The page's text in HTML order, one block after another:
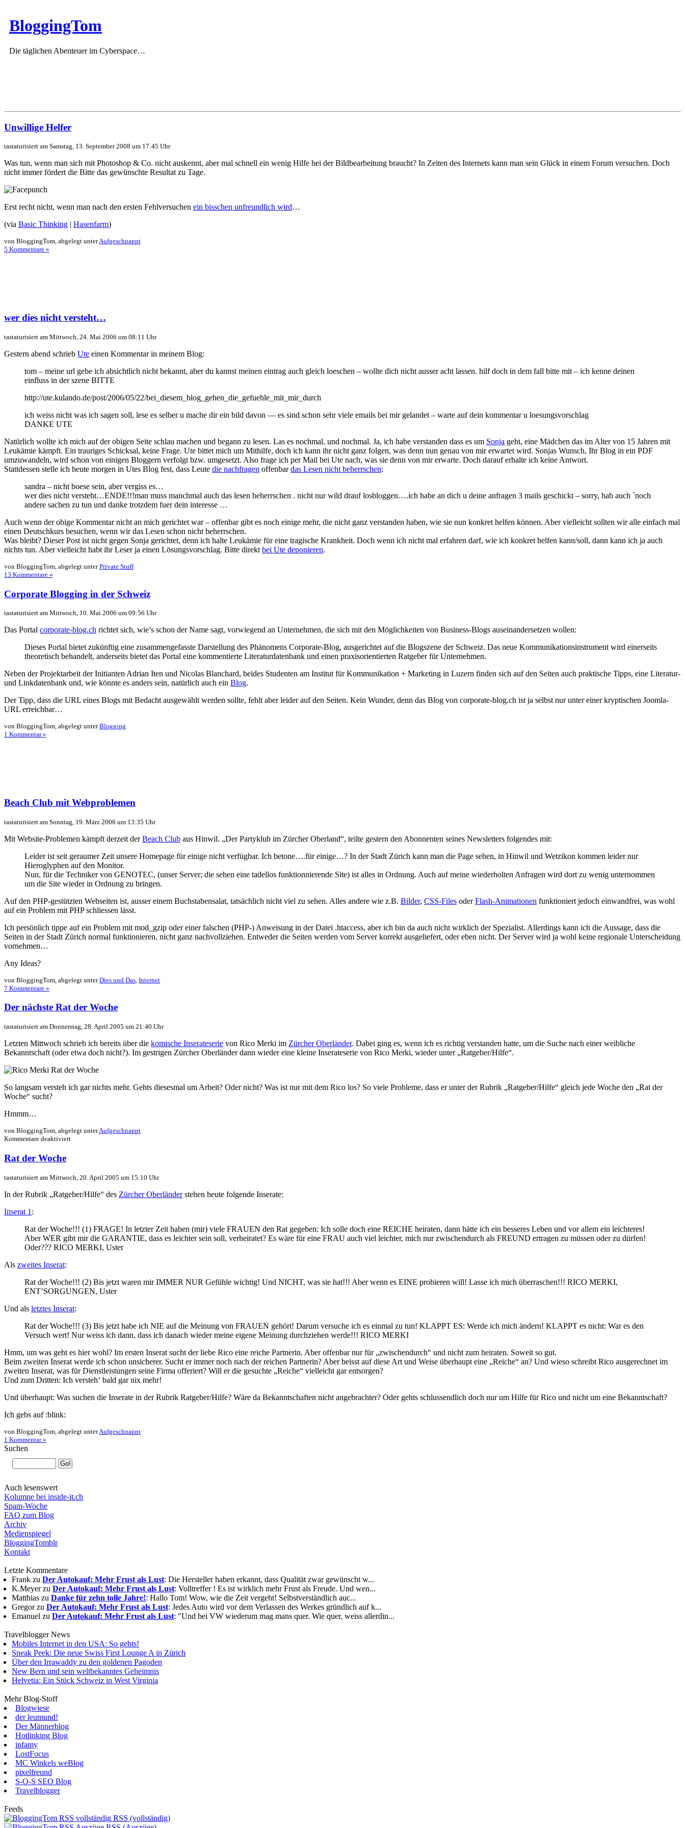
BloggingTom
Die täglichen Abenteuer im Cyberspace…
Unwillige Helfer
tastaturisiert am Samstag, 13. September 2008 um 17:45 Uhr
Was tun, wenn man sich mit Photoshop & Co. nicht auskennt, aber mal schnell ein wenig Hilfe bei der Bildbearbeitung braucht? In Zeiten des Internets kann man sein Glück in einem Forum versuchen. Doch
nicht immer fördert die Bitte das gewünschte Resultat zu Tage.
Erst recht nicht, wenn man nach den ersten Fehlversuchen ein bisschen unfreundlich wird…
(via Basic Thinking | Hasenfarm)
von BloggingTom, abgelegt unterAufgeschnappt
5 Kommentare »
wer dies nicht versteht…
tastaturisiert am Mittwoch, 24. Mai 2006 um 08:11 Uhr
Gestern abend schrieb Ute einen Kommentar in meinem Blog:
tom – meine url gebe ich absichtlich nicht bekannt, aber du kannst meinen eintrag auch gleich loeschen – wollte dich nicht ausser acht lassen. hilf doch in dem fall bitte mit – ich kenne deinen
einfluss in der szene BITTE
http://ute.kulando.de/post/2006/05/22/bei_diesem_blog_gehen_die_gefuehle_mit_mir_durch
ich weiss nicht was ich sagen soll, lese es selber u mache dir ein bild davon — es sind schon sehr viele emails bei mir gelandet – warte auf dein kommentar u loesungsvorschlag
DANKE UTE
Natürlich wollte ich mich auf der obigen Seite schlau machen und begann zu lesen. Las es nochmal, und nochmal. Ja, ich habe verstanden dass es um Sonja geht, eine Mädchen das im Alter von 15 Jahren mit
Leukämie kämpft. Ein trauriges Schicksal, keine Frage. Ute bittet mich um Mithilfe, doch ich kann ihr nicht ganz folgen, was denn nun genau von mir erwartet wird. Sonjas Wunsch, Ihr Blog in ein PDF
umzuwandeln, wird schon von einigen Bloggern verfolgt bzw. umgesetzt. Also frage ich per Mail bei Ute nach, was sie denn von mir erwarte. Doch darauf erhalte ich keine Antwort.
Stattdessen stelle ich heute morgen in Utes Blog fest, dass Leute die nachfragen offenbardas Lesen nicht beherrschen:
sandra – nicht boese sein, aber vergiss es…
wer dies nicht versteht…ENDE!!!man muss manchmal auch das lesen beherrschen . nicht nur wild drauf losbloggen….ich habe an dich u deine anfragen 3 mails geschickt – sorry, hab auch ´noch
andere sachen zu tun und danke trotzdem fuer dein interesse …
Auch wenn der obige Kommentar nicht an mich gerichtet war – offenbar gibt es noch einige mehr, die nicht ganz verstanden haben, wie sie nun konkret helfen können. Aber vielleicht sollten wir alle einfach mal
einen Deutschkurs besuchen, wenn wir das Lesen schon nicht beherrschen.
Was bleibt? Dieser Post ist nicht gegen Sonja gerichtet, denn ich halte Leukämie für eine tragische Krankheit. Doch wenn ich nicht mal erfahren darf, wie ich konkret helfen kann/soll, dann kann ich ja auch
nichts tun. Aber vielleicht habt ihr Leser ja einen Lösungsvorschlag. Bitte direkt bei Ute deponieren.
von BloggingTom, abgelegt unterPrivate Stuff
13 Kommentare »
Corporate Blogging in der Schweiz
tastaturisiert am Mittwoch, 10. Mai 2006 um 09:56 Uhr
Das Portal corporate-blog.ch richtet sich, wie’s schon der Name sagt, vorwiegend an Unternehmen, die sich mit den Möglichkeiten von Business-Blogs auseinandersetzen wollen:
Dieses Portal bietet zukünftig eine zusammengefasste Darstellung des Phänomens Corporate-Blog, ausgerichtet auf die Blogszene der Schweiz. Das neue Kommunikationsinstrument wird einerseits
theoretisch behandelt, anderseits bietet das Portal eine kommentierte Literaturdatenbank und einen praxisorientierten Ratgeber für Unternehmen.
Neben der Projektarbeit der Initianten Adrian Iten und Nicolas Blanchard, beides Studenten am Institut für Kommunikation + Marketing in Luzern finden sich auf den Seiten auch praktische Tipps, eine Literatur-
und Linkdatenbank und, wie könnte es anders sein, natürlich auch ein Blog.
Der Tipp, dass die URL eines Blogs mit Bedacht ausgewählt werden sollte, fehlt aber leider auf den Seiten. Kein Wunder, denn das Blog von corporate-blog.ch ist ja selbst nur unter einer kryptischen Joomla-
URL erreichbar…
von BloggingTom, abgelegt unterBlogging
1 Kommentar »
Beach Club mit Webproblemen
tastaturisiert am Sonntag, 19. März 2006 um 13:35 Uhr
Mit Website-Problemen kämpft derzeit derBeach Club aus Hinwil. „Der Partyklub im Zürcher Oberland“, teilte gestern den Abonnenten seines Newsletters folgendes mit:
Leider ist seit geraumer Zeit unsere Homepage für einige nicht verfügbar. Ich betone….für einige…? In der Stadt Zürich kann man die Page sehen, in Hinwil und Wetzikon kommen leider nur
Hieroglyphen auf den Monitor.
Nun, für die Techniker von GENOTEC, (unser Server; die sehen eine tadellos funktionnierende Site) ist alles in Ordnung. Auch auf meine wiederholten Anfragen wird dort zu wenig unternommen
um die Site wieder in Ordnung zu bringen.
Auf den PHP-gestützten Webseiten ist, ausser einem Buchstabensalat, tatsächlich nicht viel zu sehen. Alles andere wie z.B. Bilder, CSS-Files oderFlash-Animationen funktioniert jedoch einwandfrei, was wohl
auf ein Problem mit PHP schliessen lässt.
Ich persönlich tippe auf ein Problem mit mod_gzip oder einer falschen (PHP-) Anweisung in der Datei .htaccess, aber ich bin da auch nicht wirklich der Spezialist. Allerdings kann ich die Aussage, dass die
Seiten in der Stadt Zürich normal funktionieren, nicht ganz nachvollziehen. Entweder die Seiten werden vom Server korrekt ausgeliefert, oder eben nicht. Der Server wird ja wohl keine regionale Unterscheidung
vornehmen…
Any Ideas?
von BloggingTom, abgelegt unterDies und Das Internet
7 Kommentare »
Der nächste Rat der Woche
tastaturisiert am Donnerstag, 28. April 2005 um 21:40 Uhr
Letzten Mittwoch schrieb ich bereits über die komische Inserateserie von Rico Merki im Zürcher Oberländer. Dabei ging es, wenn ich es richtig verstanden hatte, um die Suche nach einer weibliche
Bekanntschaft (oder etwa doch nicht?). Im gestrigen Zürcher Oberländer dann wieder eine kleine Inserateserie von Rico Merki, wieder unter Ratgeber/Hilfe .
So langsam versteh ich gar nichts mehr. Gehts diesesmal um Arbeit? Oder nicht? Was ist nur mit dem Rico los? So viele Probleme, dass er unter der Rubrik Ratgeber/Hilfe gleich jede Woche den
Rat der
Woche
sucht?
Hmmm…
von BloggingTom, abgelegt unterAufgeschnappt
Kommentare deaktiviertfür
Woche
Rat der Woche
tastaturisiert am Mittwoch, 20. April 2005 um 15:10 Uhr
In der Rubrik Ratgeber/Hilfe des Zürcher Oberländerstehen heute folgende Inserate:
Inserat 1 :
Rat der Woche!!! (1) FRAGE! In letzter Zeit haben (mir) viele FRAUEN den Rat gegeben: Ich solle doch eine REICHE heiraten, dann hätte ich ein besseres Leben und vor allem ein leichteres!
Aber WER gibt mir die GARANTIE, dass es leichter sein soll, verheiratet? Es wäre für eine FRAU auch viel leichter, mich nur zwischendurch als FREUND ertragen zu müssen oder zu dürfen!
Oder??? RICO MERKI, Uster
Als zweites Inserat:
Rat der Woche!!! (2) Bis jetzt waren mir IMMER NUR Gefühle wichtig! Und NICHT, was sie hat!!! Aber wenn es EINE probieren will! Lasse ich mich überraschen!!! RICO MERKI,
ENT’SORGUNGEN, Uster
Und als letztes Inserat:
Rat der Woche!!! (3) Bis jetzt habe ich NIE auf die Meinung von FRAUEN gehört! Darum versuche ich es einmal zu tun! KLAPPT ES: Werde ich mich ändern! KLAPPT es nicht: War es den
Versuch wert! Nur weiss ich dann, dass ich danach wieder meine eigene Meinung durchziehen werde!!! RICO MERKI
Hmm, um was geht es hier wohl? Im ersten Inserat sucht der liebe Rico eine reiche Partnerin. Aber offenbar nur für zwischendurch
und nicht zum heiraten. Soweit so gut.
Beim zweiten Inserat werde ich schon unsicherer. Sucht er immer noch nach der reichen Partnerin? Aber beisst auf diese Art und Weise überhaupt eine
Reiche
an? Und wieso schreibt Rico ausgerechnet im
zweiten Inserat, was für Dienstleistungen seine Firma offeriert? Will er die gesuchte
Reiche
vielleicht gar entsorgen?
Und zum Dritten: Ich versteh‘ bald gar nix mehr!
Und überhaupt: Was suchen die Inserate in der Rubrik Ratgeber/Hilfe? Wäre da Bekanntschaften nicht angebrachter? Oder gehts schlussendlich doch nur um Hilfe für Rico und nicht um eine Bekanntschaft?
Ich gebs auf :blink:
von BloggingTom, abgelegt unterAufgeschnappt
1 Kommentar »
Suchen
Auch lesenswert
Kolumne bei inside-it.ch
Spam-Woche
FAQ zum Blog
Archiv
Medienspiegel
BloggingTomblr
Kontakt
Letzte Kommentare
Frank zu Der Autokauf: Mehr Frust als Lust: Die Hersteller haben erkannt, dass Qualität zwar gewünscht w...
K.Meyer zu Der Autokauf: Mehr Frust als Lust: Volltreffer ! Es ist wirklich mehr Frust als Freude. Und wen...
Matthias zu Danke für zehn tolle Jahre!: Hallo Tom! Wow, wie die Zeit vergeht! Selbstverständlich auc...
Gregor zu Der Autokauf: Mehr Frust als Lust: Jedes Auto wird vor dem Verlassen des Werkes gründlich auf k...
Emanuel zu Der Autokauf: Mehr Frust als Lust: "Und bei VW wiederum mag mans quer. Wie quer, weiss allerdin...
Travelblogger News
Mobiles Internet in den USA: So gehts!
Sneak Peek: Die neue Swiss First Lounge A in Zürich
Über den Irrawaddy zu den goldenen Pagoden
New Bern und sein weltbekanntes Geheimnis
Helvetia: Ein Stück Schweiz in West Virginia
Mehr Blog-Stoff
Blogwiese
der leumund!
Der Männerblog
Hotlinking Blog
infamy
LostFocus
MC Winkels weBlog
pixelfreund
S-O-S SEO Blog
Travelblogger
Feeds
RSS (vollständig)